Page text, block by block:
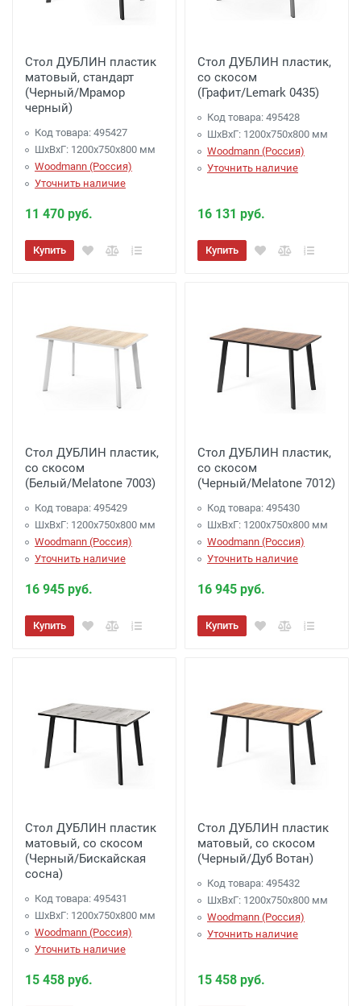
Стол ДУБЛИН пластик
матовый, стандарт
(Черный/Мрамор
черный)
Код товара: 495427
ШхВхГ: 1200х750х800 мм
Woodmann (Россия)
Уточнить наличие
11 470 руб.
Купить
Стол ДУБЛИН пластик,
со скосом
(Графит/Lemark 0435)
Код товара: 495428
ШхВхГ: 1200х750х800 мм
Woodmann (Россия)
Уточнить наличие
16 131 руб.
Купить
Стол ДУБЛИН пластик,
со скосом
(Белый/Melatone 7003)
Код товара: 495429
ШхВхГ: 1200х750х800 мм
Woodmann (Россия)
Уточнить наличие
16 945 руб.
Купить
Стол ДУБЛИН пластик,
со скосом
(Черный/Melatone 7012)
Код товара: 495430
ШхВхГ: 1200х750х800 мм
Woodmann (Россия)
Уточнить наличие
16 945 руб.
Купить
Стол ДУБЛИН пластик
матовый, со скосом
(Черный/Бискайская
сосна)
Код товара: 495431
ШхВхГ: 1200х750х800 мм
Woodmann (Россия)
Уточнить наличие
15 458 руб.
Стол ДУБЛИН пластик
матовый, со скосом
(Черный/Дуб Вотан)
Код товара: 495432
ШхВхГ: 1200х750х800 мм
Woodmann (Россия)
Уточнить наличие
15 458 руб.